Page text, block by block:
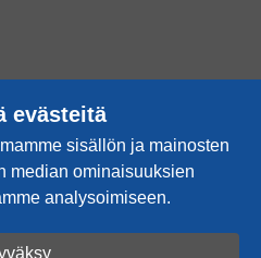
evästeitä
sisällön ja mainosten
median ominaisuuksien
analysoimiseen.